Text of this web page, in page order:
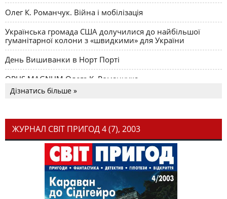
Олег К. Романчук. Війна і мобілізація
Українська громада США долучилися до найбільшої
гуманітарної колони з «швидкими» для України
День Вишиванки в Норт Порті
OPUS MAGNUM Олега К. Романчука
Дізнатись більше »
ЖУРНАЛ СВІТ ПРИГОД 4 (7), 2003